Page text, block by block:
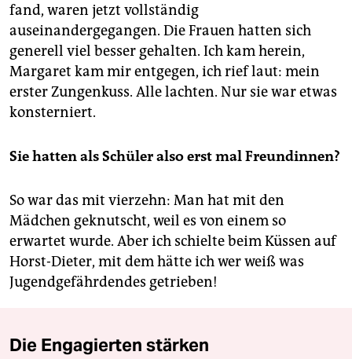
fand, waren jetzt vollständig
auseinandergegangen. Die Frauen hatten sich
generell viel besser gehalten. Ich kam herein,
Margaret kam mir entgegen, ich rief laut: mein
erster Zungenkuss. Alle lachten. Nur sie war etwas
konsterniert.
Sie hatten als Schüler also erst mal Freundinnen?
So war das mit vierzehn: Man hat mit den
Mädchen geknutscht, weil es von einem so
erwartet wurde. Aber ich schielte beim Küssen auf
Horst-Dieter, mit dem hätte ich wer weiß was
Jugendgefährdendes getrieben!
Die Engagierten stärken